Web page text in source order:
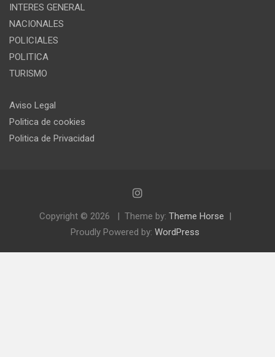
INTERES GENERAL
NACIONALES
POLICIALES
POLITICA
TURISMO
Aviso Legal
Politica de cookies
Politica de Privacidad
Copyright © 2026 Theme by: Theme Horse
Proudly Powered by: WordPress